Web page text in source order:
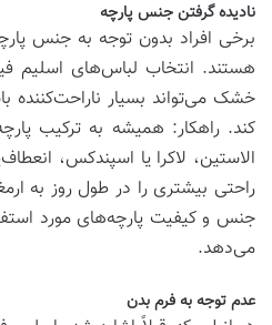
نادیده گرفتن جنس پارچه
برخی افراد بدون توجه به جنس
هستند. انتخاب لباس‌های اسلیم
خشک می‌تواند بسیار
کند. راهکار: همیشه به ترکیب
الاستین، لاکرا یا اسپندکس،
راحتی بیشتری را در طول روز به
جنس و کیفیت پارچه‌های مورد
می‌دهد.
عدم توجه به فرم بدن